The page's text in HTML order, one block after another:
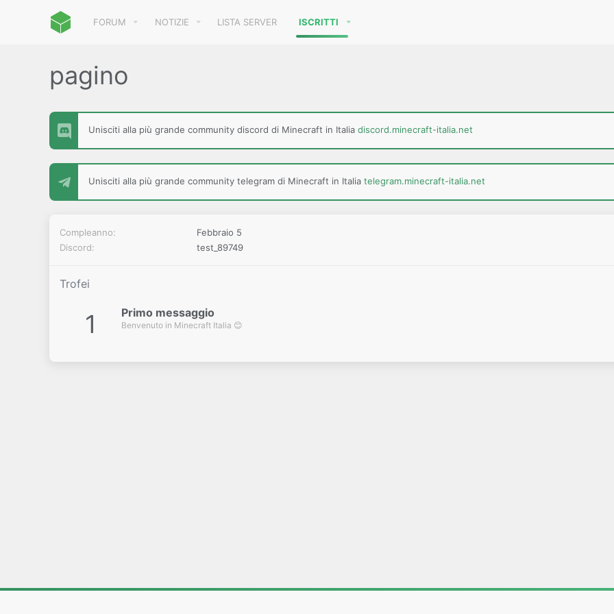
FORUM NOTIZIE LISTA SERVER ISCRITTI
pagino
Unisciti alla più grande community discord di Minecraft in Italia discord.minecraft-italia.net
Unisciti alla più grande community telegram di Minecraft in Italia telegram.minecraft-italia.net
Compleanno
Febbraio 5
Discord
test_89749
Trofei
1 Primo messaggio
Benvenuto in Minecraft Italia 😊